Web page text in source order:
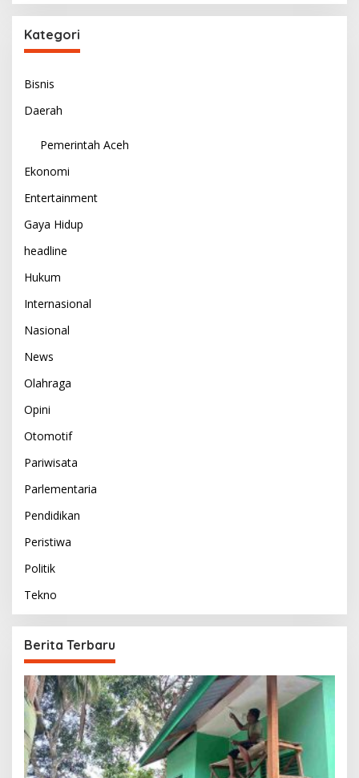
Kategori
Bisnis
Daerah
Pemerintah Aceh
Ekonomi
Entertainment
Gaya Hidup
headline
Hukum
Internasional
Nasional
News
Olahraga
Opini
Otomotif
Pariwisata
Parlementaria
Pendidikan
Peristiwa
Politik
Tekno
Berita Terbaru